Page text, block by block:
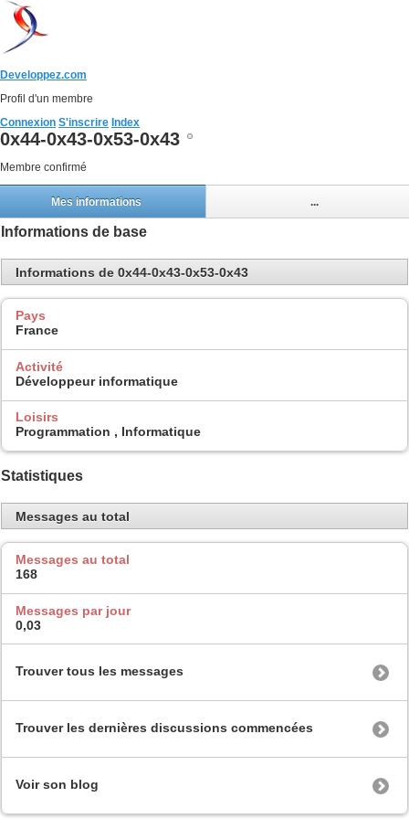
Developpez.com
Profil d'un membre
Connexion S'inscrire Index
0x44-0x43-0x53-0x43
Membre confirmé
Mes informations ...
Informations de base
Informations de 0x44-0x43-0x53-0x43
Pays
France
Activité
Développeur informatique
Loisirs
Programmation , Informatique
Statistiques
Messages au total
Messages au total
168
Messages par jour
0,03
Trouver tous les messages
Trouver les dernières discussions commencées
Voir son blog